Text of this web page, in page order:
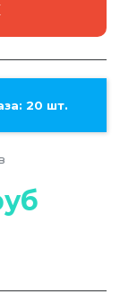
20 шт.